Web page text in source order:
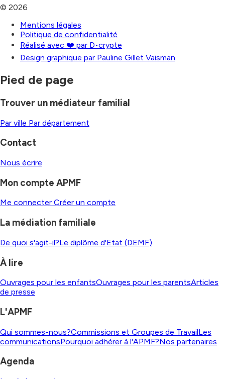
© 2026
Mentions légales
Politique de confidentialité
Réalisé avec ❤️ par D•crypte
Design graphique par Pauline Gillet Vaisman
Pied de page
Trouver un médiateur familial
Par ville Par département
Contact
Nous écrire
Mon compte APMF
Me connecter Créer un compte
La médiation familiale
De quoi s'agit-il?Le diplôme d'Etat (DEMF)
À lire
Ouvrages pour les enfantsOuvrages pour les parentsArticles
de presse
L'APMF
Qui sommes-nous?Commissions et Groupes de TravailLes
communicationsPourquoi adhérer à l'APMF?Nos partenaires
Agenda